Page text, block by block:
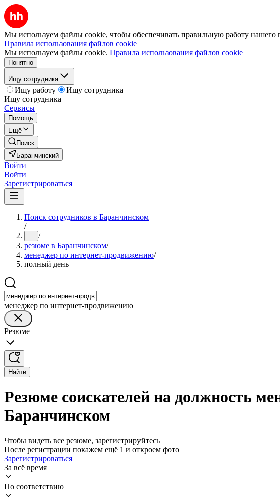
Мы используем файлы cookie, чтобы обеспечивать правильную работу нашего
Правила использования файлов cookie
Мы используем файлы cookie. Правила использования файлов cookie
Понятно
Ищу сотрудника
Ищу работу
Ищу сотрудника
Ищу сотрудника
Сервисы
Помощь
Ещё
Поиск
Баранчинский
Войти
Войти
Зарегистрироваться
Поиск сотрудников в Баранчинском
/
... /
резюме в Баранчинском/
менеджер по интернет-продвижению/
полный день
менеджер по интернет-продвижению
Резюме
Найти
Резюме соискателей на должность
Баранчинском
Чтобы видеть все резюме, зарегистрируйтесь
После регистрации покажем ещё 1 и откроем фото
Зарегистрироваться
За всё время
По соответствию